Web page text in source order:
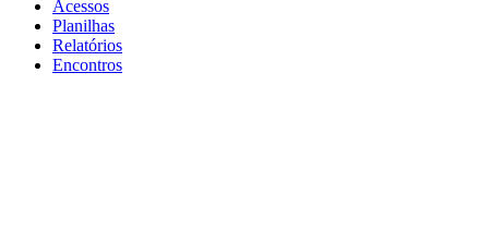
Acessos
Planilhas
Relatórios
Encontros